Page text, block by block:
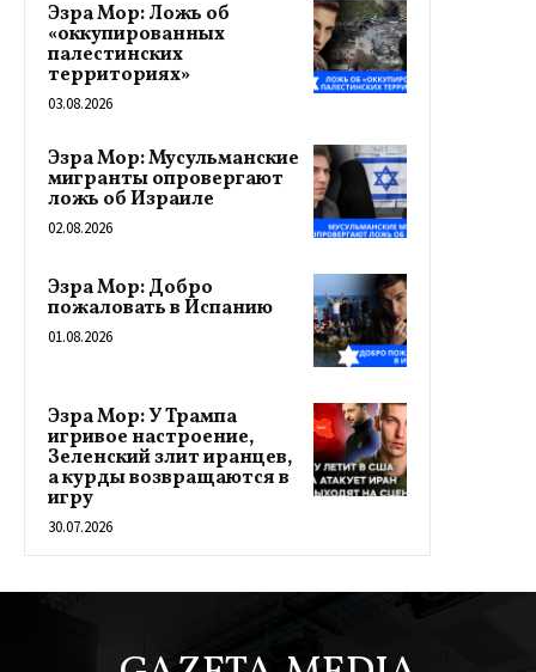
Эзра Мор: Ложь об
«оккупированных
палестинских
территориях»
03.08.2026
Эзра Мор: Мусульманские
мигранты опровергают
ложь об Израиле
02.08.2026
Эзра Мор: Добро
пожаловать в Испанию
01.08.2026
Эзра Мор: У Трампа
игривое настроение,
Зеленский злит иранцев,
а курды возвращаются в
игру
30.07.2026